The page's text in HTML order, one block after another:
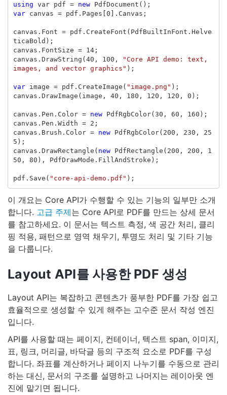
using var pdf = new PdfDocument ();
var
canvas = pdf . Pages 0 ]. Canvas ;
canvas . Font = pdf . CreateFont ( PdfBuiltInFont . Helve
ticaBold );
canvas . FontSize = 14;
canvas . DrawString ( 40 , 100 ,
"Core API demo: text,
images, and vector graphics" );
var image = pdf . CreateImage ( "image.png" );
canvas . DrawImage ( image , 40 , 180 , 120 , 120 , 0 );
canvas . Pen . Color = new PdfRgbColor( 30 , 60 , 160 );
canvas . Pen . Width = 2 ;
canvas . Brush . Color = new PdfRgbColor( 200 , 230 ,
25
5 );
canvas . DrawRectangle ( new PdfRectangle ( 200 , 200 ,
1
50 , 80 ), PdfDrawMode . FillAndStroke );
pdf . Save ( "core-api-demo.pdf" );
이 개요는 Core API가 수행할 수 있는 기능의 일부만 소개
합니다. 고급 주제는 Core API로 PDF를 만드는 상세 문서
를 참고하세요. 이 문서는 텍스트 측정, 색 공간 처리, 클리
핑 적용, 패턴으로 영역 채우기, 투명도 처리 및 기타 기능
을 다룹니다.
Layout API를 사용한 PDF 생성
Layout API는 복잡하고 콘텐츠가 풍부한 PDF를 가장 쉽고
효율적으로 생성할 수 있게 해주는 고수준 문서 작성 엔진
입니다.
API를 사용할 때는 페이지, 컨테이너, 텍스트 span, 이미지,
표, 링크, 머리글, 바닥글 등의 구조적 요소로 PDF를 구성
합니다. 좌표를 계산하거나 페이지 나누기를 수동으로 관리
하는 대신, 문서의 구조를 설명하고 나머지는 레이아웃 엔
진에 맡기면 됩니다.